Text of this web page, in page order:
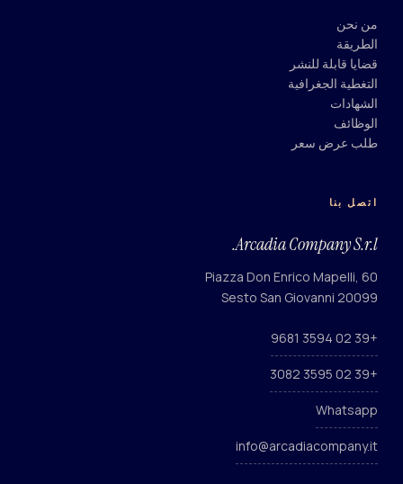
من نحن
الطريقة
قضايا قابلة للنشر
التغطية الجغرافية
الشهادات
الوظائف
طلب عرض سعر
اتصل بنا
Arcadia Company S.r.l.
Piazza Don Enrico Mapelli, 60
20099 Sesto San Giovanni
+39 02 3594 9681
+39 02 3595 3082
Whatsapp
info@arcadiacompany.it